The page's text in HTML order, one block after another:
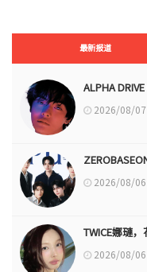
最新报道
ALPHA
2026/08/07
2026/08/06
TWICE娜璉
2026/08/06